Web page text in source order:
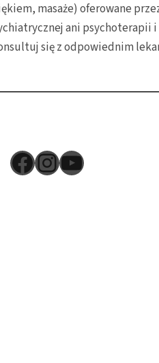
masaże) oferowane
ani psychoterapii
się z odpowiednim